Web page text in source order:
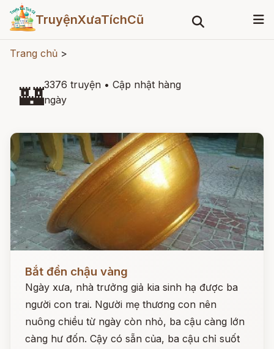
TruyệnXưaTíchCũ
Trang chủ >
🏰3376 truyện • Cập nhật hàng
ngày
Đọc ngay
Bắt đền chậu vàng
Ngày xưa, nhà trưởng giả kia sinh hạ được ba
người con trai. Người mẹ thương con nên
nuông chiều từ ngày còn nhỏ, ba cậu càng lớn
càng hư đốn. Cậy có sẵn của, ba cậu chỉ suốt